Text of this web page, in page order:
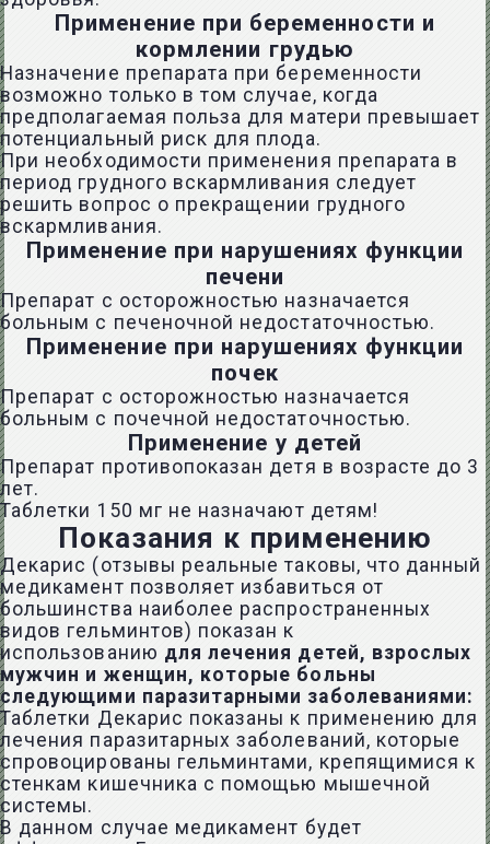
Применение при беременности и
кормлении грудью
Назначение препарата при беременности
возможно только в том случае, когда
предполагаемая польза для матери превышает
потенциальный риск для плода.
При необходимости применения препарата в
период грудного вскармливания следует
решить вопрос о прекращении грудного
вскармливания.
Применение при нарушениях функции
печени
Препарат с осторожностью назначается
больным с печеночной недостаточностью.
Применение при нарушениях функции
почек
Препарат с осторожностью назначается
больным с почечной недостаточностью.
Применение у детей
Препарат противопоказан детя в возрасте до 3
лет.
Таблетки 150 мг не назначают детям!
Показания к применению
Декарис (отзывы реальные таковы, что данный
медикамент позволяет избавиться от
большинства наиболее распространенных
видов гельминтов) показан к
использованию для лечения детей, взрослых
мужчин и женщин, которые больны
следующими паразитарными заболеваниями:
Таблетки Декарис показаны к применению для
лечения паразитарных заболеваний, которые
спровоцированы гельминтами, крепящимися к
стенкам кишечника с помощью мышечной
системы.
В данном случае медикамент будет